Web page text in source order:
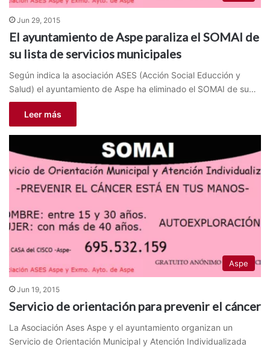
Jun 29, 2015
El ayuntamiento de Aspe paraliza el SOMAI de
su lista de servicios municipales
Según indica la asociación ASES (Acción Social Educción y
Salud) el ayuntamiento de Aspe ha eliminado el SOMAI de su…
Leer más
Aspe
Jun 19, 2015
Servicio de orientación para prevenir el cáncer
La Asociación Ases Aspe y el ayuntamiento organizan un
Servicio de Orientación Municipal y Atención Individualizada